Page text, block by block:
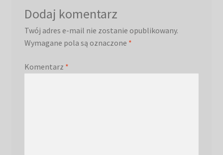
Dodaj komentarz
Twój adres e-mail nie zostanie opublikowany.
Wymagane pola są oznaczone *
Komentarz *